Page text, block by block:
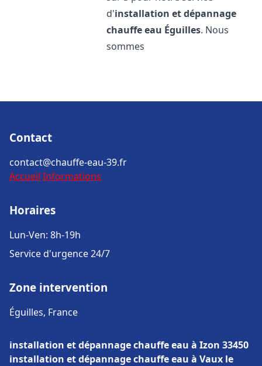
d'installation et dépannage
chauffe eau Éguilles. Nous
sommes
Contact
contact@chauffe-eau-39.fr
Accueil Informations
Horaires
Lun-Ven: 8h-19h
Service d'urgence 24/7
Zone intervention
Éguilles, France
installation et dépannage chauffe eau à Izon 33450
installation et dépannage chauffe eau à Vaux le